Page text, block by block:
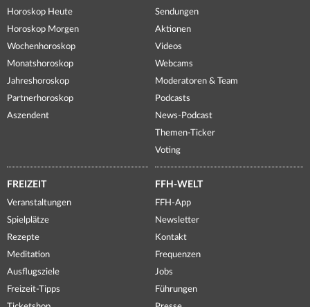
Horoskop Heute
Horoskop Morgen
Wochenhoroskop
Monatshoroskop
Jahreshoroskop
Partnerhoroskop
Aszendent
Sendungen
Aktionen
Videos
Webcams
Moderatoren & Team
Podcasts
News-Podcast
Themen-Ticker
Voting
FREIZEIT
Veranstaltungen
Spielplätze
Rezepte
Meditation
Ausflugsziele
Freizeit-Tipps
FFH-WELT
FFH-App
Newsletter
Kontakt
Frequenzen
Jobs
Führungen